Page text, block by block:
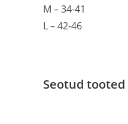
M – 34-41
L – 42-46
Seotud tooted